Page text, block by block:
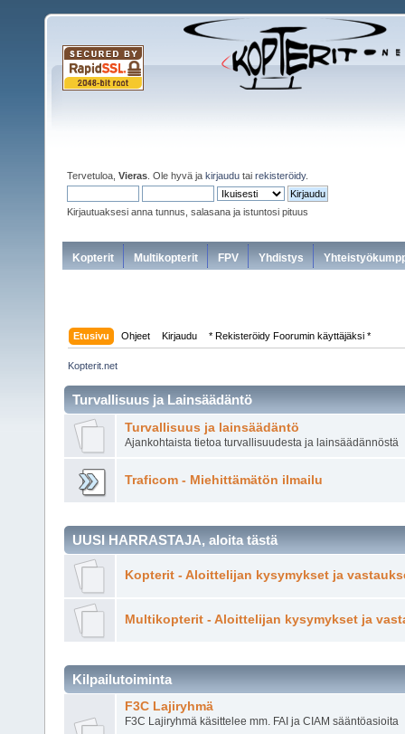
Tervetuloa, Vieras . Ole hyvä ja kirjaudu tai rekisteröidy.
Kirjautuaksesi anna tunnus, salasana ja istuntosi pituus
Kopterit Multikopterit FPV Yhdistys
Etusivu Ohjeet Kirjaudu * Rekisteröidy Foorumin käyttäjäksi *
Kopterit.net
Turvallisuus ja Lainsäädäntö
Turvallisuus ja lainsäädäntö
Ajankohtaista tietoa turvallisuudesta ja lainsäädännöstä
Traficom - Miehittämätön ilmailu
UUSI HARRASTAJA, aloita tästä
Kopterit - Aloittelijan kysymykset ja
Multikopterit - Aloittelijan kysymykset ja
Kilpailutoiminta
F3C Lajiryhmä
F3C Lajiryhmä käsittelee mm. FAI ja CIAM sääntöasioita